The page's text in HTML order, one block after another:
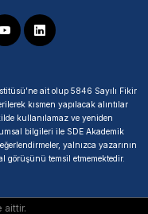
ait olup 5846 Sayılı Fikir
kısmen yapılacak alıntılar
kullanılamaz ve yeniden
bilgileri ile SDE Akademik
yalnızca yazarının
görüşünü temsil etmemektedir.
aittir.